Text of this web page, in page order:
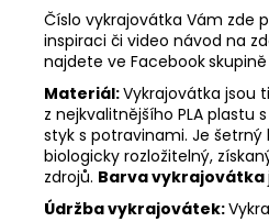
Číslo vykrajovátka Vám zde
inspiraci či video návod na
najdete ve Facebookskupině
Materiál:Vykrajovátka jsou
z nejkvalitnějšího PLA plastu
styk s potravinami. Je
biologicky rozložitelný,
zdrojů. Barva vykrajovátka
Údržba vykrajovátek: